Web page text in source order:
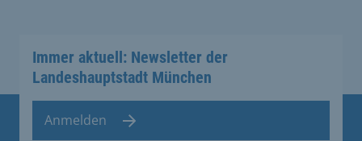
Immer aktuell: Newsletter der
Landeshauptstadt München
Anmelden